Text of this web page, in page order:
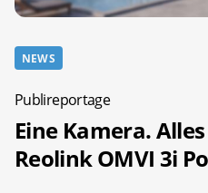
NEWS
Publireportage
Eine Kamera.
Reolink OMVI 3i